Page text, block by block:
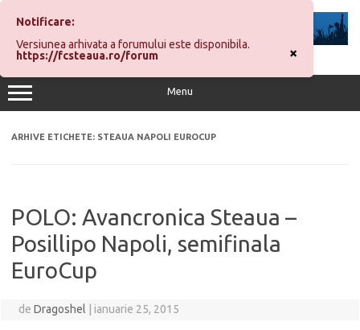
Sari
conținut
Menu
ARHIVE ETICHETE: STEAUA NAPOLI EUROCUP
POLO: Avancronica Steaua –
Posillipo Napoli, semifinala
EuroCup
de Dragoshel ianuarie 25, 2015
×
Notificare:
Versiunea arhivata a forumului este disponibila.
https://fcsteaua.ro/forum